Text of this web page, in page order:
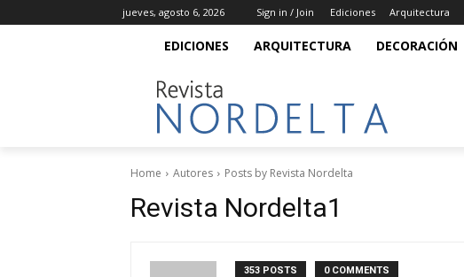
jueves, agosto 6, 2026 Sign in / Join Ediciones Arquitectura
EDICIONES ARQUITECTURA DECORACIÓN
Home Autores Posts by Revista Nordelta
Revista Nordelta1
353 POSTS 0 COMMENTS